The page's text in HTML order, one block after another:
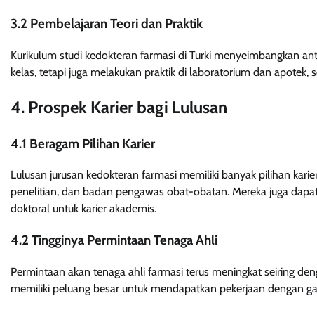
3.2 Pembelajaran Teori dan Praktik
Kurikulum studi kedokteran farmasi di Turki menyeimbangkan
kelas, tetapi juga melakukan praktik di laboratorium dan
4. Prospek Karier bagi Lulusan
4.1 Beragam Pilihan Karier
Lulusan jurusan kedokteran farmasi memiliki banyak pilihan
penelitian, dan badan pengawas obat-obatan. Mereka juga
doktoral untuk karier akademis.
4.2 Tingginya Permintaan Tenaga Ahli
Permintaan akan tenaga ahli farmasi terus meningkat seiring
memiliki peluang besar untuk mendapatkan pekerjaan dengan